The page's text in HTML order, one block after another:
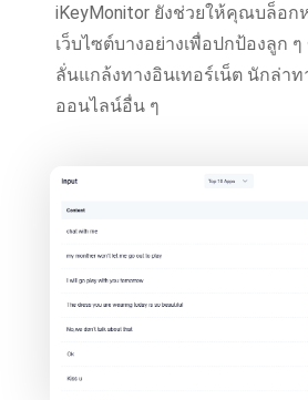
iKeyMonitor ยังช่วยให้คุณบล็อก
เว็บไซต์บางอย่างเพื่อปกป้องลูก
ลั่นแกล้งทางอินเทอร์เน็ต นักล่าท
ออนไลน์อื่น ๆ